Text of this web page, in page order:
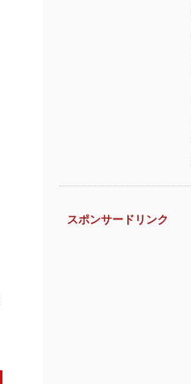
スポンサードリンク